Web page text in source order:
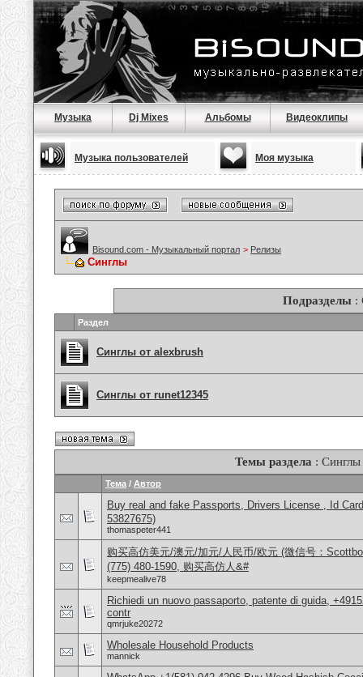
Музыка Dj Mixes Альбомы Видеоклипы
Музыка пользователей Моя музыка
Bisound.com - Музыкальный портал > Релизы
Синглы
Подразделы :
Раздел
Синглы от alexbrush
Синглы от runet12345
Темы раздела : Синглы
Тема / Автор
Buy real and fake Passports, Drivers License , Id
53827675)
thomaspeter441
购买高仿美元/澳元/加元/人民币/欧元 (微信号：
(775) 480-1590, 购买高仿人&#
keepmealive78
Richiedi un nuovo passaporto, patente di guida,
contr
qmrjuke20272
Wholesale Household Products
mannick